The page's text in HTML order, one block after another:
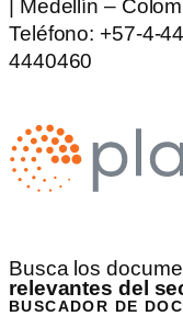
| Medellín –
Teléfono: +57-4-
4440460
Busca los
relevantes del
BUSCADOR DE